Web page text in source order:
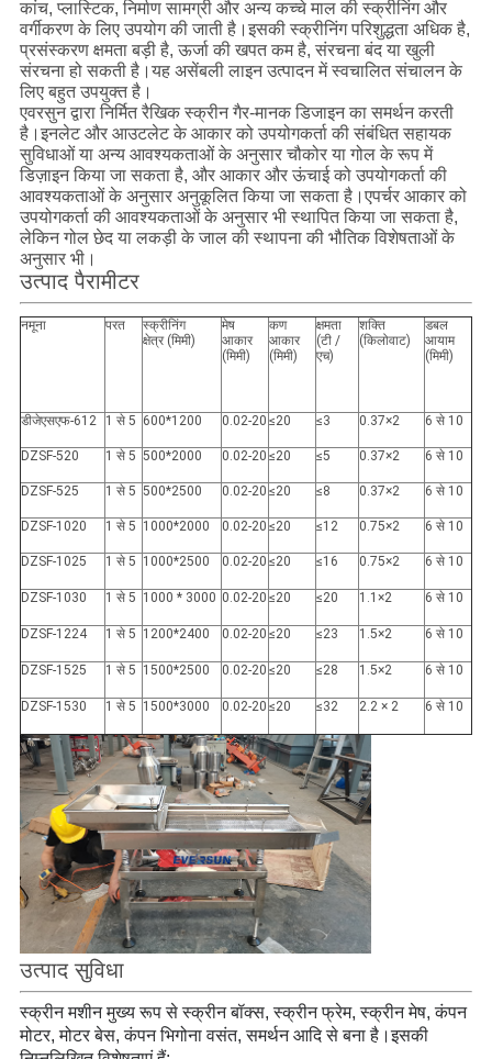
कांच, प्लास्टिक, निर्माण सामग्री और अन्य कच्चे माल की स्क्रीनिंग और
वर्गीकरण के लिए उपयोग की जाती है।इसकी स्क्रीनिंग परिशुद्धता अधिक है,
प्रसंस्करण क्षमता बड़ी है, ऊर्जा की खपत कम है, संरचना बंद या खुली
संरचना हो सकती है।यह असेंबली लाइन उत्पादन में स्वचालित संचालन के
लिए बहुत उपयुक्त है।
एवरसुन द्वारा निर्मित रैखिक स्क्रीन गैर-मानक डिजाइन का समर्थन करती
है।इनलेट और आउटलेट के आकार को उपयोगकर्ता की संबंधित सहायक
सुविधाओं या अन्य आवश्यकताओं के अनुसार चौकोर या गोल के रूप में
डिज़ाइन किया जा सकता है, और आकार और ऊंचाई को उपयोगकर्ता की
आवश्यकताओं के अनुसार अनुकूलित किया जा सकता है।एपर्चर आकार को
उपयोगकर्ता की आवश्यकताओं के अनुसार भी स्थापित किया जा सकता है,
लेकिन गोल छेद या लकड़ी के जाल की स्थापना की भौतिक विशेषताओं के
अनुसार भी।
उत्पाद पैरामीटर
नमूना परत
स्क्रीनिंग
क्षेत्र (मिमी)
मेष
आकार
(मिमी)
कण
आकार
(मिमी)
क्षमता
(टी /
एच)
शक्ति
(किलोवाट)
डबल
आयाम
(मिमी)
डीजेएसएफ-612 1 से 5 600*1200 0.02-20 ≤20 ≤3 0.37×2 6 से 10
DZSF-520 1 से 5 500*2000 0.02-20 ≤20 ≤5 0.37×2 6 से 10
DZSF-525 1 से 5 500*2500 0.02-20 ≤20 ≤8 0.37×2 6 से 10
DZSF-1020 1 से 5 1000*2000 0.02-20 ≤20 ≤12 0.75×2 6 से 10
DZSF-1025 1 से 5 1000*2500 0.02-20 ≤20 ≤16 0.75×2 6 से 10
DZSF-1030 1 से 5 1000 * 3000 0.02-20 ≤20 ≤20 1.1×2 6 से 10
DZSF-1224 1 से 5 1200*2400 0.02-20 ≤20 ≤23 1.5×2 6 से 10
DZSF-1525 1 से 5 1500*2500 0.02-20 ≤20 ≤28 1.5×2 6 से 10
DZSF-1530 1 से 5 1500*3000 0.02-20 ≤20 ≤32 2.2 × 2 6 से 10
उत्पाद सुविधा
स्क्रीन मशीन मुख्य रूप से स्क्रीन बॉक्स, स्क्रीन फ्रेम, स्क्रीन मेष, कंपन
मोटर, मोटर बेस, कंपन भिगोना वसंत, समर्थन आदि से बना है।इसकी